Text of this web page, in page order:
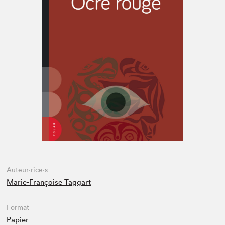
Espace médias
Auteur·rice·s
Marie-Françoise Taggart
Format
Papier